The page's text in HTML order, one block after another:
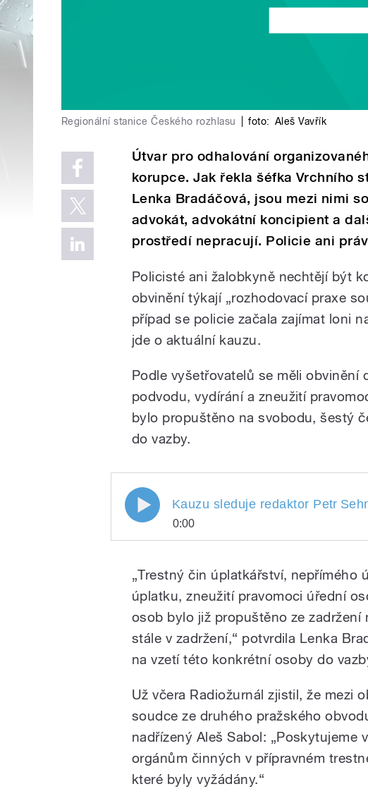
Regionální stanice Českého rozhlasu foto: Aleš Vavřík
Útvar pro odhalování
korupce. Jak řekla šéfka Vrchního
Lenka Bradáčová, jsou mezi nimi
advokát, advokátní koncipient a
prostředí nepracují. Policie ani
Policisté ani žalobkyně nechtějí být
obvinění týkají „rozhodovací praxe
případ se policie začala zajímat loni
jde o aktuální kauzu.
Podle vyšetřovatelů se měli obvinění
podvodu, vydírání a zneužití
bylo propuštěno na svobodu, šestý
do vazby.
Kauzu sleduje redaktor Petr
0:00
„Trestný čin úplatkářství, nepřímého
úplatku, zneužití pravomoci úřední
osob bylo již propuštěno ze zadržení
stále v zadržení,“ potvrdila Lenka
na vzetí této konkrétní osoby do
Už včera Radiožurnál zjistil, že mezi
soudce ze druhého pražského
nadřízený Aleš Sabol:
orgánům činných v přípravném
které byly vyžádány.“